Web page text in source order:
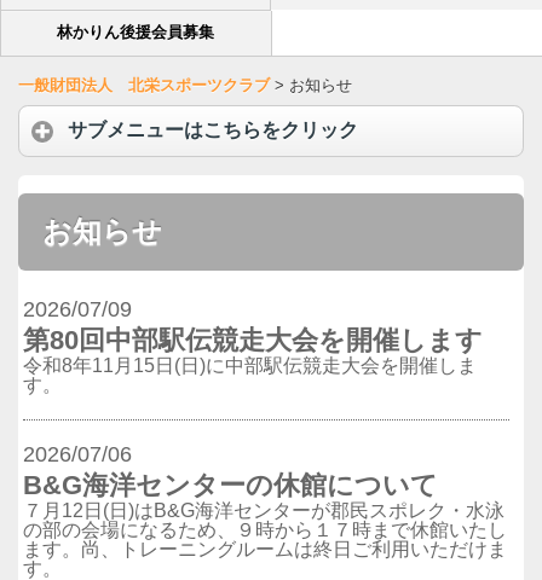
林かりん後援会員募集
一般財団法人 北栄スポーツクラブ> お知らせ
サブメニューはこちらをクリック
お知らせ
2026/07/09
第80回中部駅伝競走大会を開催します
令和8年11月15日(日)に中部駅伝競走大会を開催しま
す。
2026/07/06
B&G海洋センターの休館について
７月12日(日)はB&G海洋センターが郡民スポレク・水泳
の部の会場になるため、９時から１７時まで休館いたし
ます。尚、トレーニングルームは終日ご利用いただけま
す。